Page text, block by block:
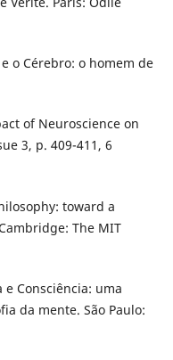
e o Cérebro: o homem de
of Neuroscience on
3, p. 409-411, 6
toward a
The MIT
e Consciência: uma
da mente. São Paulo: